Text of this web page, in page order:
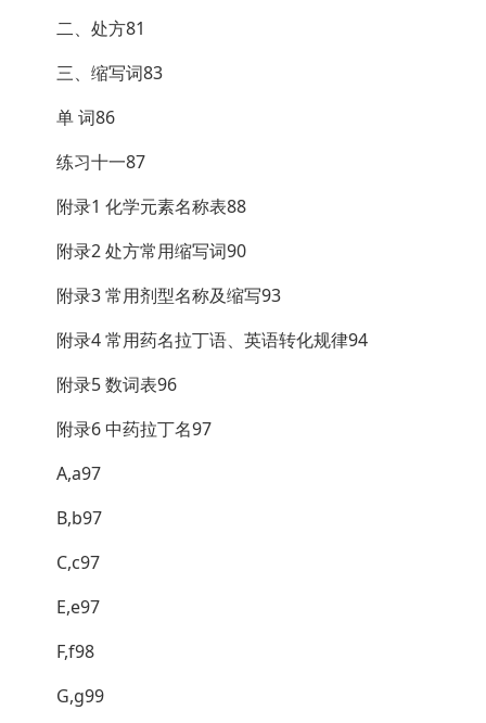
二、处方81
三、缩写词83
单 词86
练习十一87
附录1 化学元素名称表88
附录2 处方常用缩写词90
附录3 常用剂型名称及缩写93
附录4 常用药名拉丁语、英语转化规律94
附录5 数词表96
附录6 中药拉丁名97
A,a97
B,b97
C,c97
E,e97
F,f98
G,g99